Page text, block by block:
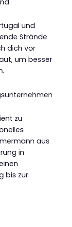
und
Strände
dich vor
um besser
zu
aus
in
bis zur